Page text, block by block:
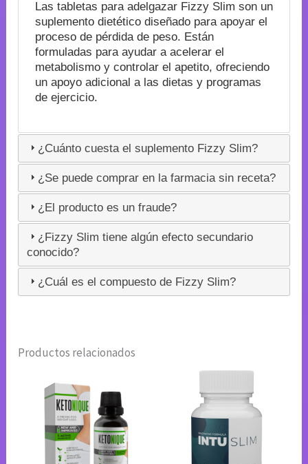
Las tabletas para adelgazar Fizzy Slim son un
suplemento dietético diseñado para apoyar el
proceso de pérdida de peso. Están
formuladas para ayudar a acelerar el
metabolismo y controlar el apetito, ofreciendo
un apoyo adicional a las dietas y programas
de ejercicio.
¿Cuánto cuesta el suplemento Fizzy Slim?
¿Se puede comprar en la farmacia sin receta?
¿El producto es un fraude?
¿Fizzy Slim tiene algún efecto secundario
conocido?
¿Cuál es el compuesto de Fizzy Slim?
Productos relacionados